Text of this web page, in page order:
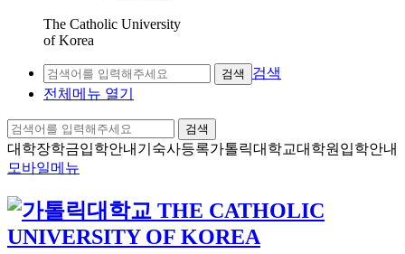
The Catholic University
of Korea
검색
검색
전체메뉴 열기
검색
대학장학금입학안내 기숙사등록가톨릭대학교대학원입학안내
모바일메뉴